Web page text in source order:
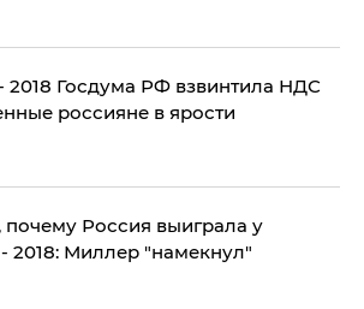
Госдума РФ взвинтила НДС
россияне в ярости
почему Россия выиграла у
2018: Миллер "намекнул"